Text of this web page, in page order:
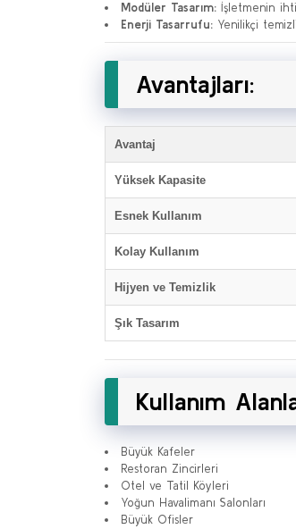
Modüler Tasarım: İşletmenin
Enerji Tasarrufu: Yenilikçi
Avantajları:
Avantaj
Yüksek Kapasite
Esnek Kullanım
Kolay Kullanım
Hijyen ve Temizlik
Şık Tasarım
Kullanım
Büyük Kafeler
Restoran Zincirleri
Otel ve Tatil Köyleri
Yoğun Havalimanı Salonları
Büyük Ofisler